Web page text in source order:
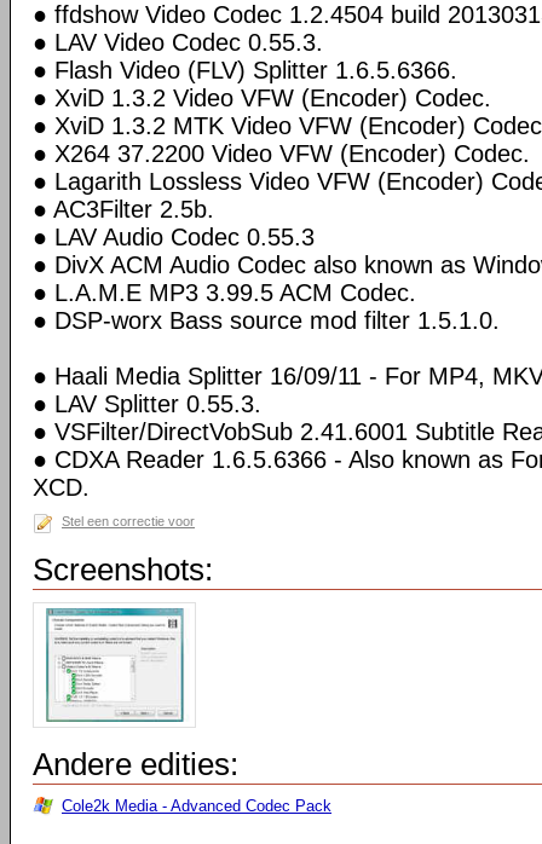
● ffdshow Video Codec 1.2.4504 build
● LAV Video Codec 0.55.3.
● Flash Video (FLV) Splitter 1.6.5.6366.
● XviD 1.3.2 Video VFW (Encoder) Codec.
● XviD 1.3.2 MTK Video VFW (Encoder)
● X264 37.2200 Video VFW (Encoder) Codec.
● Lagarith Lossless Video VFW (Encoder)
● AC3Filter 2.5b.
● LAV Audio Codec 0.55.3
● DivX ACM Audio Codec also known as
● L.A.M.E MP3 3.99.5 ACM Codec.
● DSP-worx Bass source mod filter 1.5.1.0.
● Haali Media Splitter 16/09/11 - For MP4,
● LAV Splitter 0.55.3.
● VSFilter/DirectVobSub 2.41.6001 Subtitle
● CDXA Reader 1.6.5.6366 - Also known as
XCD.
Stel een correctie voor
Screenshots:
Andere edities:
Cole2k Media - Advanced Codec Pack